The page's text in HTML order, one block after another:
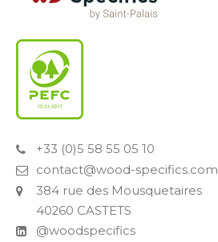
+33 (0)5 58 55 05 10
contact@wood-specifics.com
384 rue des Mousquetaires
40260 CASTETS
@woodspecifics